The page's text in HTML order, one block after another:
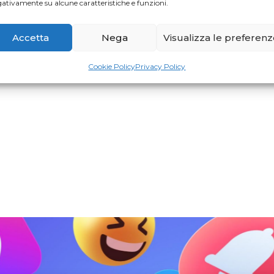
su alcune caratteristiche e funzioni.
Accetta Nega Visualizza le
Cookie PolicyPrivacy Policy